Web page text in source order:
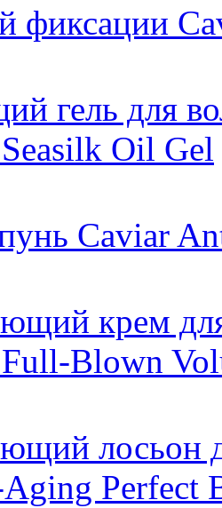
фиксации
гель для
Oil Gel
Caviar
крем
Blown
лосьон
Perfect